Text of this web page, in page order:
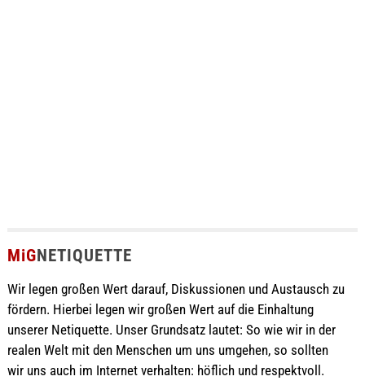
MiGNETIQUETTE
Wir legen großen Wert darauf, Diskussionen und Austausch zu
fördern. Hierbei legen wir großen Wert auf die Einhaltung
unserer Netiquette. Unser Grundsatz lautet: So wie wir in der
realen Welt mit den Menschen um uns umgehen, so sollten
wir uns auch im Internet verhalten: höflich und respektvoll.